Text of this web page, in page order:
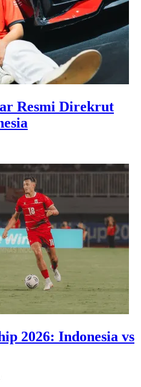
Resmi Direkrut
2026: Indonesia vs